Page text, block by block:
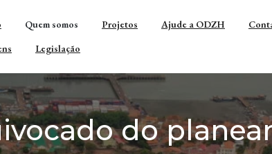
Quem somos Projetos Ajude a ODZH
Legislação
do